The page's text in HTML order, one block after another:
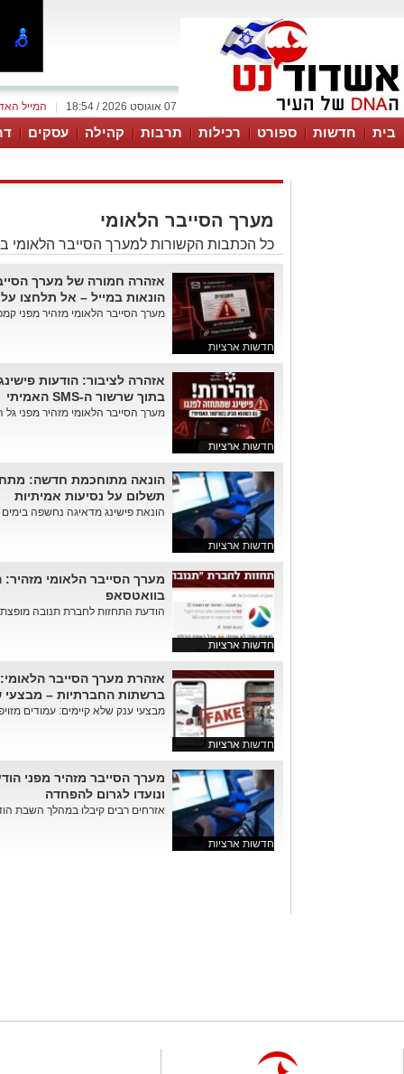
המייל 07 אוגוסט 2026 / 18:54
בית חדשות ספורט רכילות תרבות קהילה עסקים
מערך הסייבר הלאומי
כל הכתבות הקשורות למערך הסייבר הלאומי
חדשות ארציות
אזהרה חמורה של מערך
הונאות במייל – אל תלחצו
מערך הסייבר הלאומי מזהיר מפני
חדשות ארציות
אזהרה לציבור: הודעות
בתוך שרשור ה-SMS האמיתי
מערך הסייבר הלאומי מזהיר מפני
חדשות ארציות
תשלום על נסיעות אמיתיות
הונאת פישינג מדאיגה נחשפה
חדשות ארציות
מערך הסייבר הלאומי
בוואטסאפ
הודעת התחזות לחברת תנובה
חדשות ארציות
אזהרת מערך הסייבר
ברשתות החברתיות – מבצעי
מבצעי ענק שלא קיימים: עמודים
חדשות ארציות
מערך הסייבר מזהיר מפני
ונועדו לגרום להפחדה
אזרחים רבים קיבלו במהלך השבת